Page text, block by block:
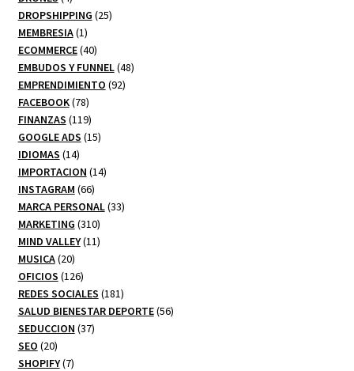
productos
DROPSHIPPING 2525
MEMBRESIA 11
producto
ECOMMERCE 4040
productos
EMBUDOS Y FUNNEL 4848
EMPRENDIMIENTO 9292
FACEBOOK 7878
productos
FINANZAS 119119
productos
GOOGLE ADS 1515
IDIOMAS 1414
productos
IMPORTACION 1414
INSTAGRAM 6666
productos
MARCA PERSONAL 3333
MARKETING 310310
productos
MIND VALLEY 1111
MUSICA 2020
productos
OFICIOS 126126
productos
REDES SOCIALES 181181
productos
SALUD BIENESTAR DEPORTE 5656
SEDUCCION 3737
SEO 2020
productos
SHOPIFY 77